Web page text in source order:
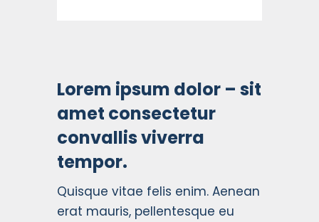
Lorem ipsum dolor – sit
amet consectetur
convallis viverra
tempor.
Quisque vitae felis enim. Aenean
erat mauris, pellentesque eu